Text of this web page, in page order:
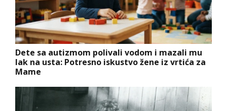
Dete sa autizmom polivali vodom i mazali mu
lak na usta: Potresno iskustvo žene iz vrtića za
Mame